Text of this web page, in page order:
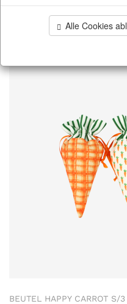
Seite 1
BEUTEL HAPPY CARROT S/3
Alle Cookies